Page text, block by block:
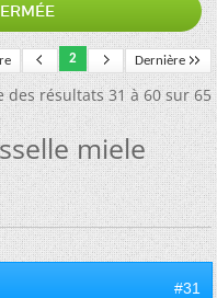
2 Dernière
des résultats 31 à 60 sur 65
miele
#31